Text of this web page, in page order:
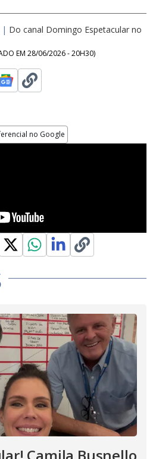
| Do canal Domingo Espetacular no
EM 28/06/2026 - 20H30)
no Google